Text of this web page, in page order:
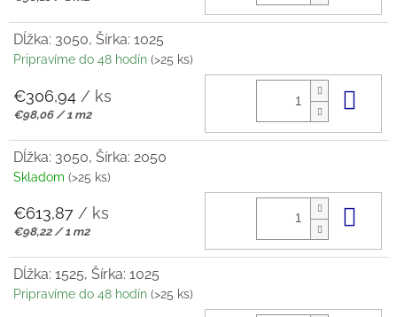
Dĺžka: 3050, Šírka: 1025
Pripravíme do 48 hodín (>25 ks)
€306,94 / ks
Jednotková
€98,06 / 1 m2
Dĺžka: 3050, Šírka: 2050
Skladom (>25 ks)
€613,87 / ks
Jednotková
€98,22 / 1 m2
Dĺžka: 1525, Šírka: 1025
Pripravíme do 48 hodín (>25 ks)